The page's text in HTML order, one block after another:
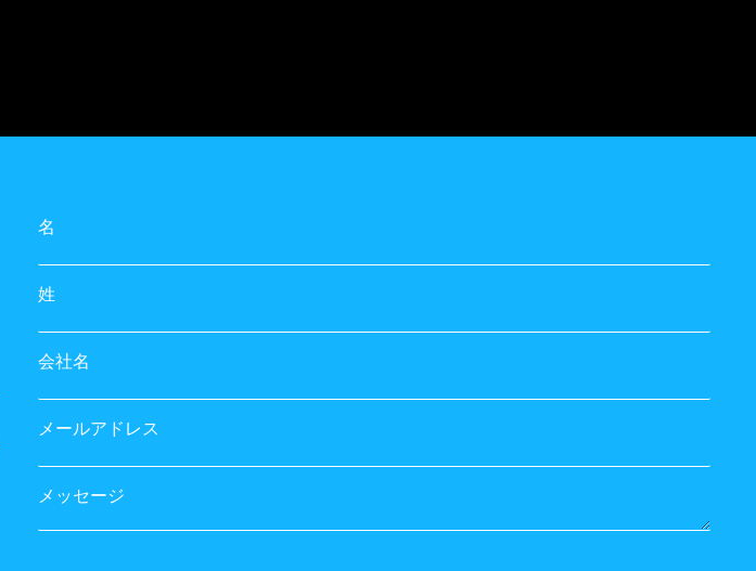
名
姓
会社名
メールアドレス
メッセージ